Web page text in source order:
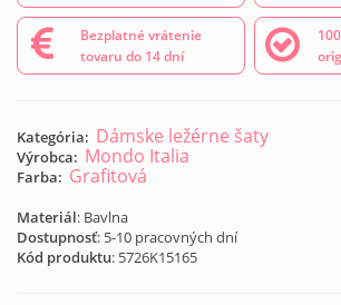
Bezplatné vrátenie
tovaru do 14 dní
Kategória: Dámske ležérne šaty
Výrobca: Mondo Italia
Farba: Grafitová
Materiál: Bavlna
Dostupnosť: 5-10 pracovných dní
Kód produktu: 5726K15165